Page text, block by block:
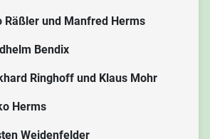
Räßler und Manfred Herms
Bendix
Ringhoff und Klaus Mohr
Herms
Weidenfelder